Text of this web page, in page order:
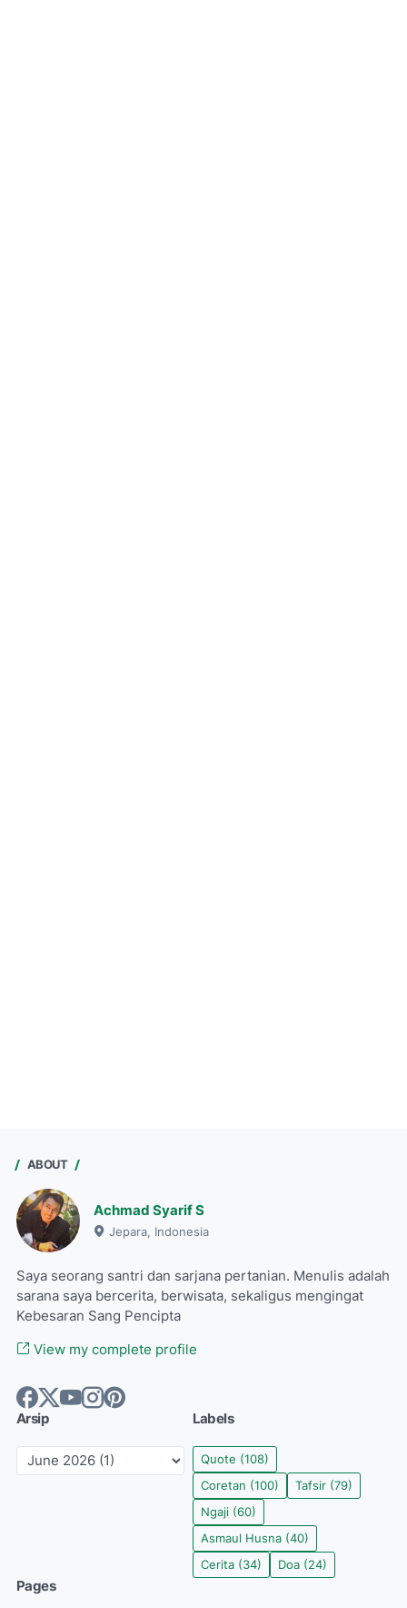
ABOUT
Achmad Syarif S
Jepara, Indonesia
Saya seorang santri dan sarjana pertanian. Menulis adalah
sarana saya bercerita, berwisata, sekaligus mengingat
Kebesaran Sang Pencipta
View my complete profile
Arsip Labels
Quote (108)
Coretan (100) Tafsir (79)
Ngaji (60)
Asmaul Husna (40)
Cerita (34) Doa (24)
Pages